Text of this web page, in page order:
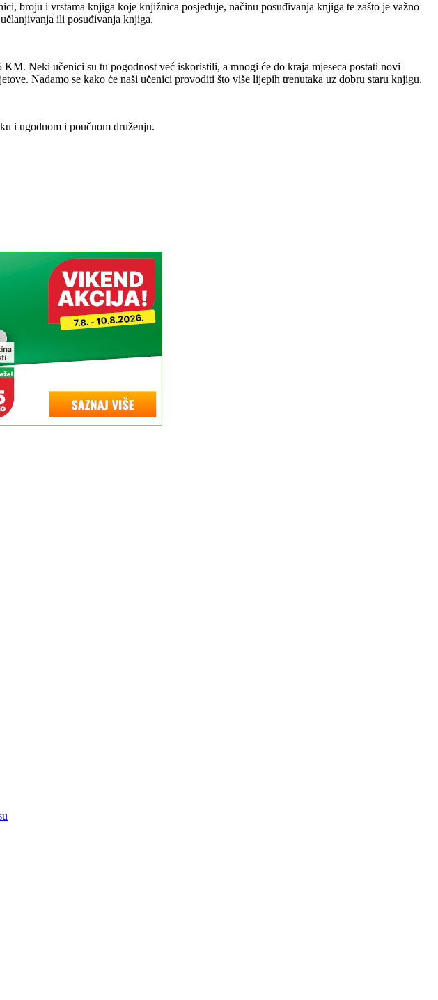
broju i vrstama knjiga koje knjižnica posjeduje, načinu posuđivanja knjiga te zašto je važno
ili posuđivanja knjiga.
Neki učenici su tu pogodnost već iskoristili, a mnogi će do kraja mjeseca postati novi
Nadamo se kako će naši učenici provoditi što više lijepih trenutaka uz dobru staru knjigu.
i ugodnom i poučnom druženju.